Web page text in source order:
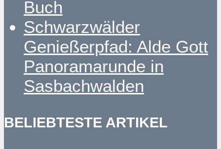
Buch
Schwarzwälder
Genießerpfad: Alde Gott
Panoramarunde in
Sasbachwalden
BELIEBTESTE ARTIKEL